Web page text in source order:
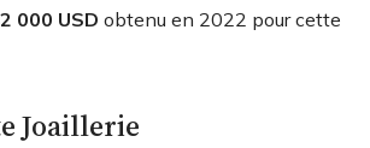
000 USD obtenu en 2022 pour cette
Joaillerie